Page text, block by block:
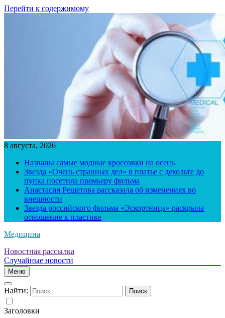
Перейти к содержимому
8 августа, 2026
Названы самые модные кроссовки на осень
Звезда «Очень странных дел» в платье с декольте до
пупка посетила премьеру фильма
Анастасия Решетова рассказала об изменениях во
внешности
Звезда российского фильма «Эскортница» раскрыла
отношение к пластике
Медицина
Новостная рассылка
Случайные новости
Меню
Найти:
Заголовки